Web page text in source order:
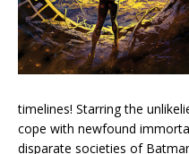
timelines! Starring the
cope with newfound
disparate societies of